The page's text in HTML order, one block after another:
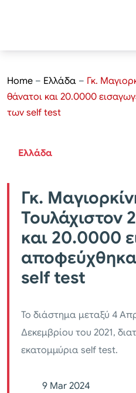
Home – Ελλάδα – Γκ.
θάνατοι και 20.0000
των self test
Ελλάδα
Γκ.
Τουλάχιστον
και 20.0000
self test
Το διάστημα μεταξύ 4
Δεκεμβρίου του 2021,
εκατομμύρια self test.
9 Mar 2024